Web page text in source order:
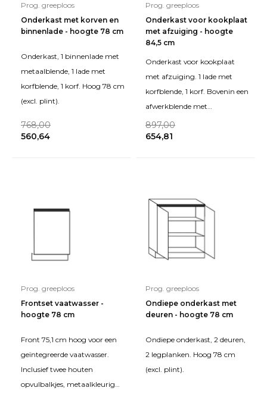
Prog. greeploos
Onderkast met korven en
binnenlade - hoogte 78 cm
Onderkast, 1 binnenlade met
metaalblende, 1 lade met
korfblende, 1 korf. Hoog 78 cm
(excl. plint).
768,00
560,64
Prog. greeploos
Onderkast voor kookplaat
met afzuiging - hoogte
84,5 cm
Onderkast voor kookplaat
met afzuiging. 1 lade met
korfblende, 1 korf. Bovenin een
afwerkblende met
uitneembare bodem. Hoogte:
84,5 cm (excl. plinthoo
897,00
654,81
Prog. greeploos
Frontset vaatwasser -
hoogte 78 cm
Front 75,1 cm hoog voor een
geïntegreerde vaatwasser.
Inclusief twee houten
opvulbalkjes, metaalkleurig
Prog. greeploos
Ondiepe onderkast met
deuren - hoogte 78 cm
Ondiepe onderkast, 2 deuren,
2 legplanken. Hoog 78 cm
(excl. plint).